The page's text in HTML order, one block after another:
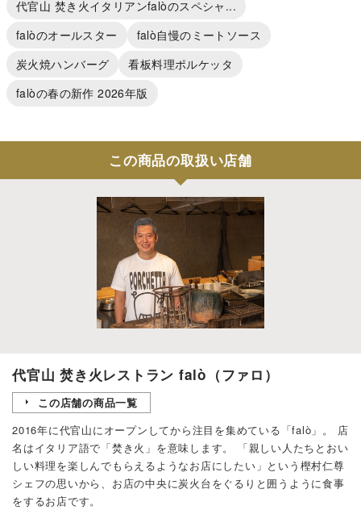
代官山 焚き火イタリアンfalòのスペシャ...
falòのオールスター
falò自慢のミートソース
炭火焼ハンバーグ
看板料理ポルケッタ
falòの春の新作 2026年版
この商品の取扱い店舗
代官山 焚き火レストラン falò（ファロ）
この店舗の商品一覧
2016年に代官山にオープンしてから注目を集めている「falò」。 店
名はイタリア語で「焚き火」を意味します。 「親しい人たちとおい
しい料理を楽しんでもらえるようなお店にしたい」という樫村仁尊
シェフの思いから、お店の中央に炭火台をぐるりと囲うように食事
をするお店です。